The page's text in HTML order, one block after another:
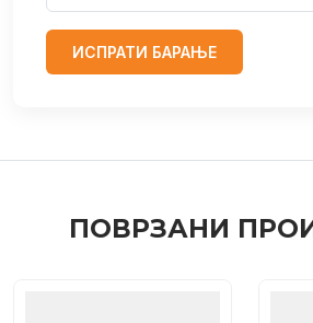
ИСПРАТИ БАРАЊЕ
ПОВРЗАНИ